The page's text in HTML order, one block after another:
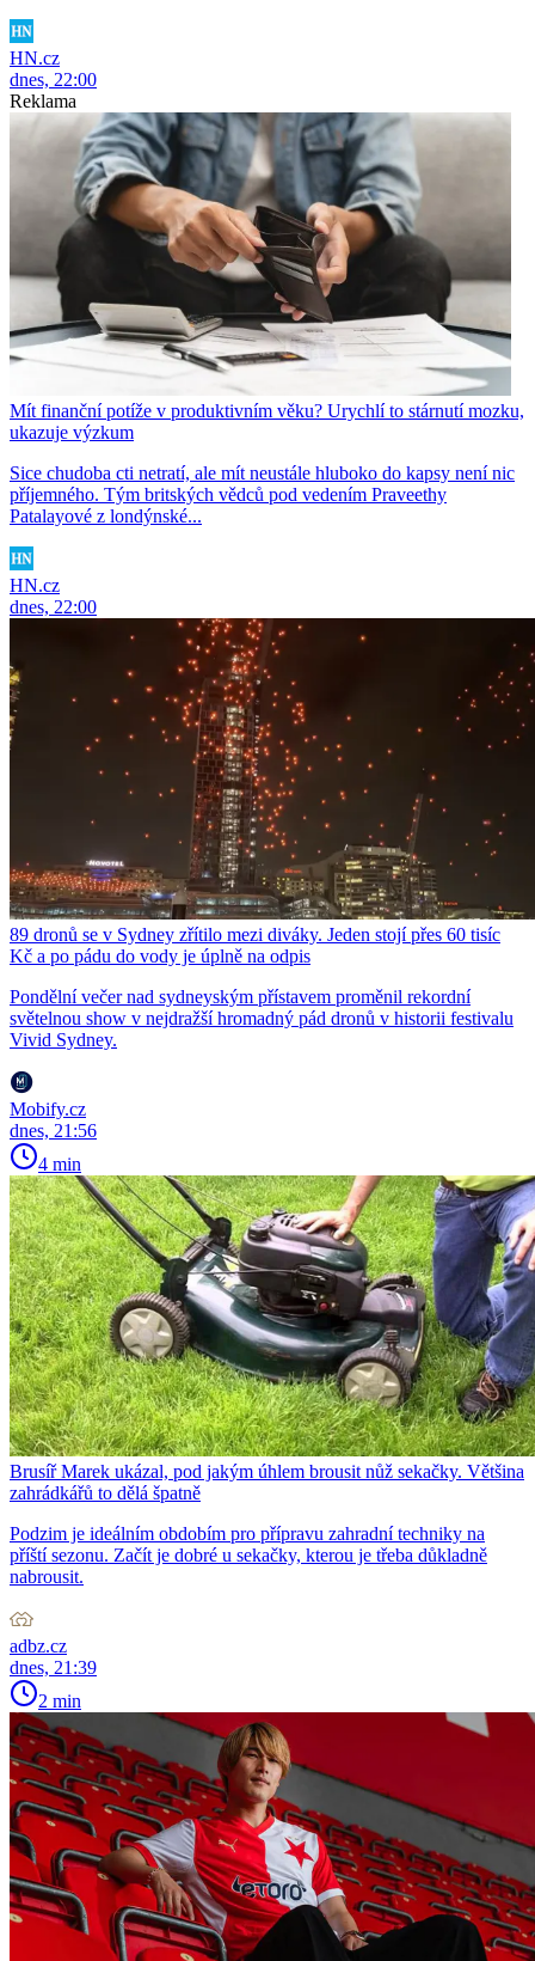
HN.cz
dnes, 22:00
Reklama
Mít finanční potíže v produktivním věku? Urychlí to stárnutí mozku,
ukazuje výzkum
Sice chudoba cti netratí, ale mít neustále hluboko do kapsy není nic
příjemného. Tým britských vědců pod vedením Praveethy
Patalayové z londýnské...
HN.cz
dnes, 22:00
89 dronů se v Sydney zřítilo mezi diváky. Jeden stojí přes 60 tisíc
Kč a po pádu do vody je úplně na odpis
Pondělní večer nad sydneyským přístavem proměnil rekordní
světelnou show v nejdražší hromadný pád dronů v historii festivalu
Vivid Sydney.
Mobify.cz
dnes, 21:56
4 min
Brusíř Marek ukázal, pod jakým úhlem brousit nůž sekačky. Většina
zahrádkářů to dělá špatně
Podzim je ideálním obdobím pro přípravu zahradní techniky na
příští sezonu. Začít je dobré u sekačky, kterou je třeba důkladně
nabrousit.
adbz.cz
dnes, 21:39
2 min